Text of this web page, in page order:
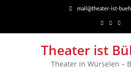
mail@theater-ist-
Theater ist
Theater in Würselen –